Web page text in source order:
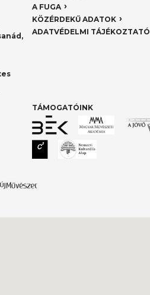
A FUGA
KÖZÉRDEKŰ ADATOK
ADATVÉDELMI TÁJÉKOZTATÓ
TÁMOGATÓINK